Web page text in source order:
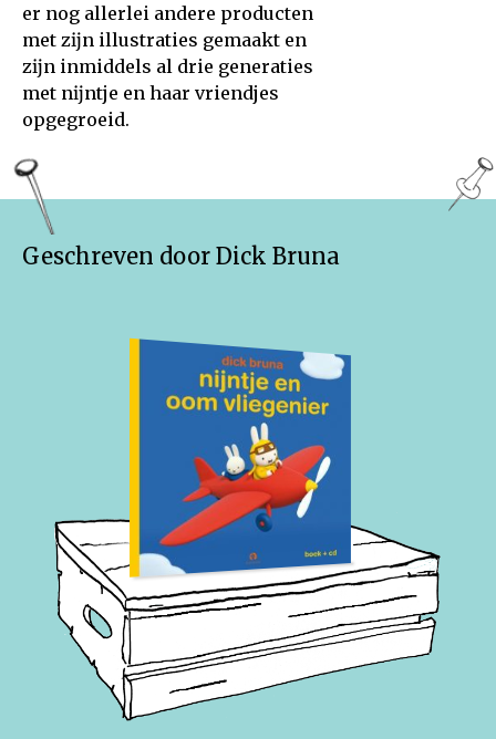
er nog allerlei andere producten
met zĳn illustraties gemaakt en
zĳn inmiddels al drie generaties
met nĳntje en haar vriendjes
opgegroeid.
Geschreven door Dick Bruna